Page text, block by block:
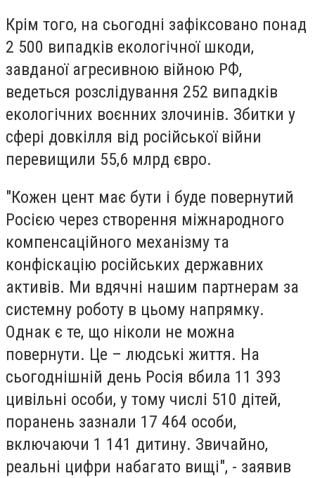
Крім того, на сьогодні зафіксовано понад
2 500 випадків екологічної шкоди,
завданої агресивною війною РФ,
ведеться розслідування 252 випадків
екологічних воєнних злочинів. Збитки у
сфері довкілля від російської війни
перевищили 55,6 млрд євро.
"Кожен цент має бути і буде повернутий
Росією через створення міжнародного
компенсаційного механізму та
конфіскацію російських державних
активів. Ми вдячні нашим партнерам за
системну роботу в цьому напрямку.
Однак є те, що ніколи не можна
повернути. Це – людські життя. На
сьогоднішній день Росія вбила 11 393
цивільні особи, у тому числі 510 дітей,
поранень зазнали 17 464 особи,
включаючи 1 141 дитину. Звичайно,
реальні цифри набагато вищі", - заявив